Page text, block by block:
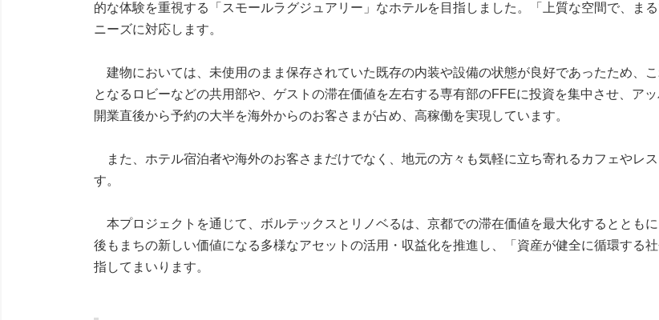
的な体験を重視する「スモールラグジュアリー」なホテルを目指しました。「上質な空間で、ま
ニーズに対応します。
建物においては、未使用のまま保存されていた既存の内装や設備の状態が良好であったため、
となるロビーなどの共用部や、ゲストの滞在価値を左右する専有部のFFEに投資を集中させ、ア
開業直後から予約の大半を海外からのお客さまが占め、高稼働を実現しています。
また、ホテル宿泊者や海外のお客さまだけでなく、地元の方々も気軽に立ち寄れるカフェやレ
す。
本プロジェクトを通じて、ボルテックスとリノベるは、京都での滞在価値を最大化するととも
後もまちの新しい価値になる多様なアセットの活用・収益化を推進し、「資産が健全に循環する
指してまいります。